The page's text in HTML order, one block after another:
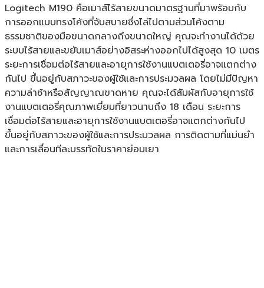
Logitech M190 คือเมาส์ไร้สายขนาดมาตรฐานที่มาพร้อมกับ
การออกแบบทรงโค้งที่จับสบายซึ่งไล่ไปตามส่วนโค้งตาม
ธรรมชาติของมือขนาดกลางถึงขนาดใหญ่ คุณจะทำงานได้ด้วย
ระบบไร้สายและขยับเมาส์อย่างอิสระห่างออกไปได้สูงสุด 10 เมตร
ระยะการเชื่อมต่อไร้สายและอายุการใช้งานแบตเตอรี่อาจแตกต่าง
กันไป ขึ้นอยู่กับสภาวะของผู้ใช้และการประมวลผล โดยไม่มีปัญหา
ความล่าช้าหรือสัญญาณขาดหาย คุณจะได้สัมผัสกับอายุการใช้
งานแบตเตอรี่คุณภาพเยี่ยมที่ยาวนานถึง 18 เดือน ระยะการ
เชื่อมต่อไร้สายและอายุการใช้งานแบตเตอรี่อาจแตกต่างกันไป
ขึ้นอยู่กับสภาวะของผู้ใช้และการประมวลผล การติดตามที่แม่นยำ
และการเลื่อนทีละบรรทัดในราคาย่อมเยา